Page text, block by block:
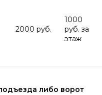
2000 руб.
1000
руб. за
этаж
либо ворот